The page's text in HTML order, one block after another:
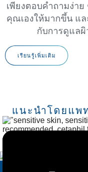
เพียงตอบคำถามง่า
คุณเองให้มากขึ้น แ
กับการดูแล
เรียนรู้เพิ่มเติม
แนะนำโดยแพ